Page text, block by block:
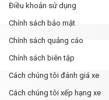
Điều khoản sử dụng
Chính sách bảo mật
Chính sách quảng cáo
Chính sách biên tập
Cách chúng tôi đánh giá xe
Cách chúng tôi xếp hạng xe